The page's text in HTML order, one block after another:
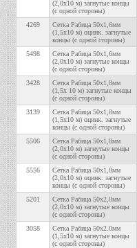
(2,0х10 м) загнутые концы
(с одной стороны)
4269
Сетка Рабица 50х1,6мм
(1,5х10 м) оцинк. загнутые
концы (с одной стороны)
5498
Сетка Рабица 50х1,6мм
(2,0х10 м) загнутые концы
(с одной стороны)
3428
Сетка Рабица 50х1,8мм
(1,5х 10 м) загнутые концы
(с одной стороны)
3139
Сетка Рабица 50х1,8мм
(1,5х10 м) оцинк. загнутые
концы (с одной стороны)
5506
Сетка Рабица 50х1,8мм
(2,0х10 м) загнутые концы
(с одной стороны)
5556
Сетка Рабица 50х1,8мм
(2,0х10 м) оцинк. загнутые
концы (с одной стороны)
5201
Сетка Рабица 50х2,0мм
(2,0х10 м) загнутые концы
(с одной стороны)
3058
Сетка Рабица 50х2.0мм
(1,5х10 м) загнутые концы
(с одной стороны)